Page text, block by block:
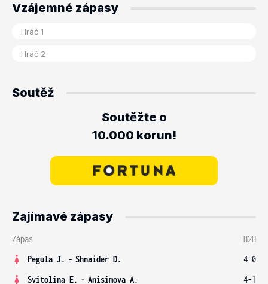
Vzájemné zápasy
Soutěž
Soutěžte o
10.000 korun!
Zajímavé zápasy
Zápas
H2H
Pegula J. - Shnaider D.
4-0
Svitolina E. - Anisimova A.
4-1